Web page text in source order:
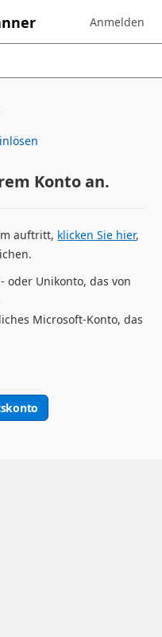
Sign in to
Anmelden
Konto an.
auftritt, klicken Sie hier,
oder Unikonto, das von
Microsoft-Konto, das